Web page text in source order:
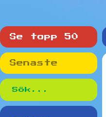
Se topp 50
Senaste